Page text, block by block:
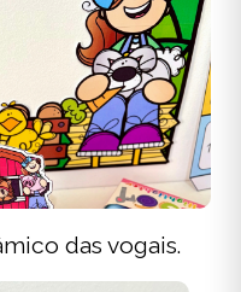
das vogais.